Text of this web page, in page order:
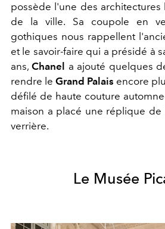
possède l'une des architectures
de la ville. Sa coupole en
gothiques nous rappellent
et le savoir-faire qui a présidé à
ans,Chanel
a ajouté quelques
rendre le Grand Palais encore
défilé de haute couture
maison a placé une réplique de
verrière.
Le Musée